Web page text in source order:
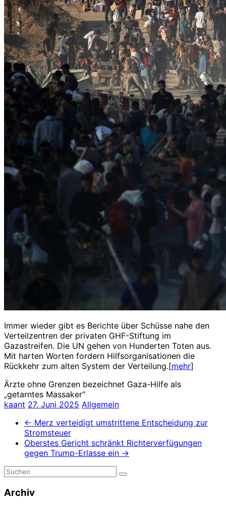
Immer wieder gibt es Berichte über Schüsse nahe den
Verteilzentren der privaten GHF-Stiftung im
Gazastreifen. Die UN gehen von Hunderten Toten aus.
Mit harten Worten fordern Hilfsorganisationen die
Rückkehr zum alten System der Verteilung.[mehr]
Ärzte ohne Grenzen bezeichnet Gaza-Hilfe als
„getarntes Massaker“
kaant 27. Juni 2025 Allgemein
← Merz verteidigt umstrittene Entscheidung zur
Stromsteuer
Oberstes Gericht schränkt Richterverfügungen
gegen Trump-Erlasse ein →
Archiv